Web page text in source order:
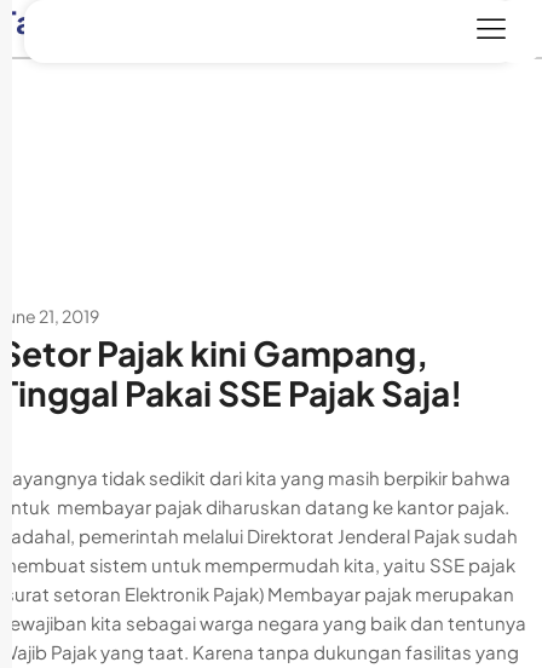
Tag:
June 21, 2019
Setor Pajak kini Gampang,
Tinggal Pakai SSE Pajak Saja!
Sayangnya tidak sedikit dari kita yang masih berpikir bahwa
untuk membayar pajak diharuskan datang ke kantor pajak.
Padahal, pemerintah melalui Direktorat Jenderal Pajak sudah
membuat sistem untuk mempermudah kita, yaitu SSE pajak
(surat setoran Elektronik Pajak) Membayar pajak merupakan
kewajiban kita sebagai warga negara yang baik dan tentunya
Wajib Pajak yang taat. Karena tanpa dukungan fasilitas yang